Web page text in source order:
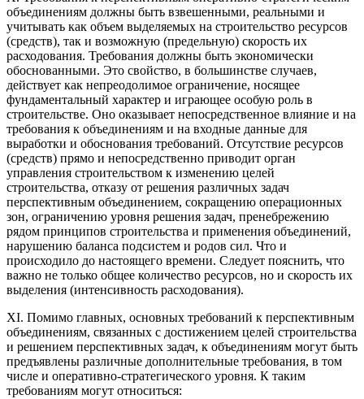
объединениям должны быть взвешенными, реальными и
учитывать как объем выделяемых на строительство ресурсов
(средств), так и возможную (предельную) скорость их
расходования. Требования должны быть экономически
обоснованными. Это свойство, в большинстве случаев,
действует как непреодолимое ограничение, носящее
фундаментальный характер и играющее особую роль в
строительстве. Оно оказывает непосредственное влияние и на
требования к объединениям и на входные данные для
выработки и обоснования требований. Отсутствие ресурсов
(средств) прямо и непосредственно приводит орган
управления строительством к изменению целей
строительства, отказу от решения различных задач
перспективным объединением, сокращению операционных
зон, ограничению уровня решения задач, пренебрежению
рядом принципов строительства и применения объединений,
нарушению баланса подсистем и родов сил. Что и
происходило до настоящего времени. Следует пояснить, что
важно не только общее количество ресурсов, но и скорость их
выделения (интенсивность расходования).
XI. Помимо главных, основных требований к перспективным
объединениям, связанных с достижением целей строительства
и решением перспективных задач, к объединениям могут быть
предъявлены различные дополнительные требования, в том
числе и оперативно-стратегического уровня. К таким
требованиям могут относиться: